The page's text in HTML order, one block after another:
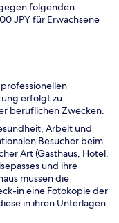
folgenden
JPY für Erwachsene
erfolgt zu
beruflichen Zwecken.
Arbeit und
Besucher beim
Art (Gasthaus, Hotel,
und ihre
müssen die
in eine Fotokopie der
in ihren Unterlagen